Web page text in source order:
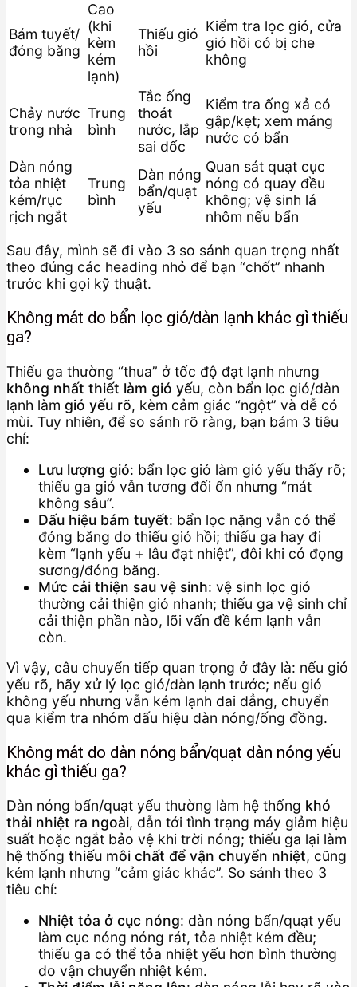
Bám tuyết/
đóng băng
Cao
(khi
kèm
kém
lạnh)
Thiếu gió
hồi
Kiểm tra lọc gió, cửa
gió hồi có bị che
không
Chảy nước
trong nhà
Trung
bình
Tắc ống
thoát
nước, lắp
sai dốc
Kiểm tra ống xả có
gập/kẹt; xem máng
nước có bẩn
Dàn nóng
tỏa nhiệt
kém/rục
rịch ngắt
Trung
bình
Dàn nóng
bẩn/quạt
yếu
Quan sát quạt cục
nóng có quay đều
không; vệ sinh lá
nhôm nếu bẩn
Sau đây, mình sẽ đi vào 3 so sánh quan trọng nhất
theo đúng các heading nhỏ để bạn “chốt” nhanh
trước khi gọi kỹ thuật.
Không mát do bẩn lọc gió/dàn lạnh khác gì thiếu
ga?
Thiếu ga thường “thua” ở tốc độ đạt lạnh nhưng
không nhất thiết làm gió yếu, còn bẩn lọc gió/dàn
lạnh làm gió yếu rõ, kèm cảm giác “ngột” và dễ có
mùi. Tuy nhiên, để so sánh rõ ràng, bạn bám 3 tiêu
chí:
Lưu lượng gió: bẩn lọc gió làm gió yếu thấy rõ;
thiếu ga gió vẫn tương đối ổn nhưng “mát
không sâu”.
Dấu hiệu bám tuyết: bẩn lọc nặng vẫn có thể
đóng băng do thiếu gió hồi; thiếu ga hay đi
kèm “lạnh yếu + lâu đạt nhiệt”, đôi khi có đọng
sương/đóng băng.
Mức cải thiện sau vệ sinh: vệ sinh lọc gió
thường cải thiện gió nhanh; thiếu ga vệ sinh chỉ
cải thiện phần nào, lõi vấn đề kém lạnh vẫn
còn.
Vì vậy, câu chuyển tiếp quan trọng ở đây là: nếu gió
yếu rõ, hãy xử lý lọc gió/dàn lạnh trước; nếu gió
không yếu nhưng vẫn kém lạnh dai dẳng, chuyển
qua kiểm tra nhóm dấu hiệu dàn nóng/ống đồng.
Không mát do dàn nóng bẩn/quạt dàn nóng yếu
khác gì thiếu ga?
Dàn nóng bẩn/quạt yếu thường làm hệ thống khó
thải nhiệt ra ngoài, dẫn tới tình trạng máy giảm hiệu
suất hoặc ngắt bảo vệ khi trời nóng; thiếu ga lại làm
hệ thống thiếu môi chất để vận chuyển nhiệt, cũng
kém lạnh nhưng “cảm giác khác”. So sánh theo 3
tiêu chí:
Nhiệt tỏa ở cục nóng: dàn nóng bẩn/quạt yếu
làm cục nóng nóng rát, tỏa nhiệt kém đều;
thiếu ga có thể tỏa nhiệt yếu hơn bình thường
do vận chuyển nhiệt kém.